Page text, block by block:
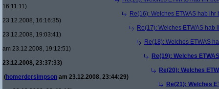
16:11:11)
Re(16): Welches ETWAS hab ihr
23.12.2008, 16:16:35)
Re(17): Welches ETWAS hab
23.12.2008, 19:03:41)
Re(18): Welches ETWAS
am 23.12.2008, 19:12:51)
Re(19): Welches
23.12.2008, 23:37:33)
Re(20): Welches
(homerdersimpson am 23.12.2008, 23:44:29)
Re(21): Welches